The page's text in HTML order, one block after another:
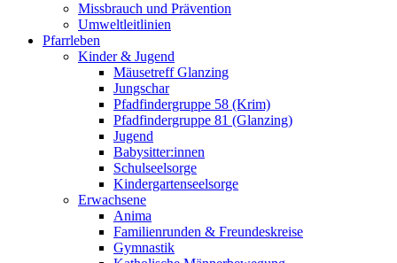
Missbrauch und Prävention
Umweltleitlinien
Pfarrleben
Kinder & Jugend
Mäusetreff Glanzing
Jungschar
Pfadfindergruppe 58 (Krim)
Pfadfindergruppe 81 (Glanzing)
Jugend
Babysitter:innen
Schulseelsorge
Kindergartenseelsorge
Erwachsene
Anima
Familienrunden & Freundeskreise
Gymnastik